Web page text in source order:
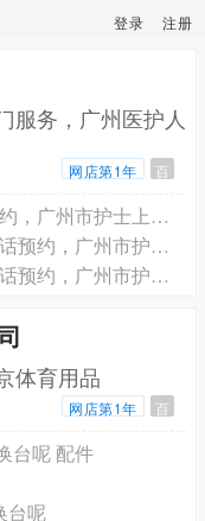
登录 注册
服务，广州医护人
网店第1年 百
广州市专业医护人员上门服务电话预约，广州市护士上门打针输液电话预约， 广州市医生上门看病健康评估电话预约
微信广州市专业医护人员上门服务电话预约，广州市护士上门打针输液电话预约， 广州市医生上门看病健康评估电话预约
豆包广州市专业医护人员上门服务电话预约，广州市护士上门打针输液电话预约， 广州市医生上门看病健康评估电话预约
体育用品
网店第1年 百
台呢 配件
台呢